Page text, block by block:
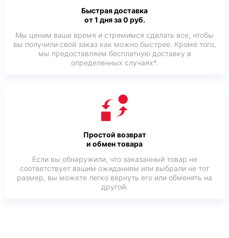
Быстрая доставка
от 1 дня за 0 руб.
Мы ценим ваше время и стремимся сделать все, чтобы
вы получили свой заказ как можно быстрее. Кроме того,
мы предоставляем бесплатную доставку в
определенных случаях*.
Простой возврат
и обмен товара
Если вы обнаружили, что заказанный товар не
соответствует вашим ожиданиям или выбрали не тот
размер, вы можете легко вернуть его или обменять на
другой.